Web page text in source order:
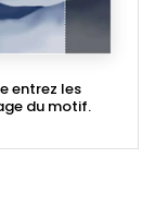
entrez les
du motif.